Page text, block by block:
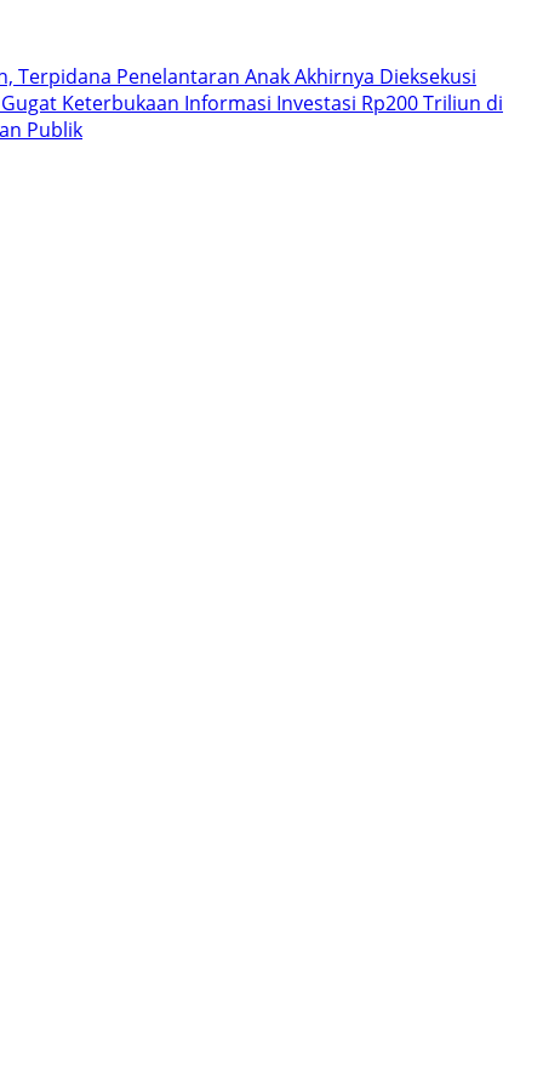
Terpidana Penelantaran Anak Akhirnya Dieksekusi
Gugat Keterbukaan Informasi Investasi Rp200 Triliun di
Publik